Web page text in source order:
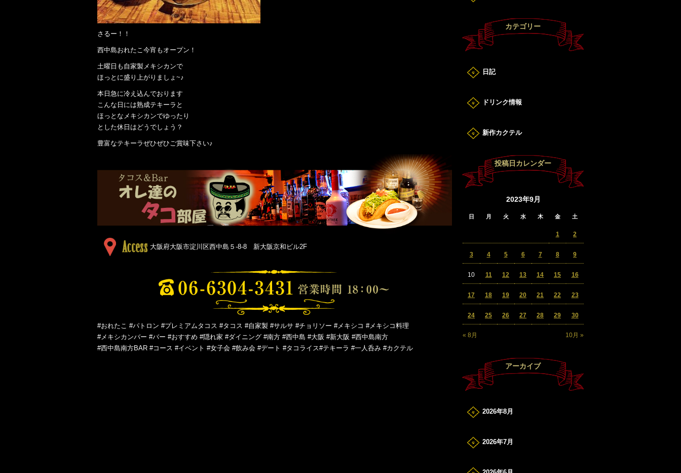
さるー！！
西中島おれたこ今宵もオープン！
土曜日も自家製メキシカンで
ほっとに盛り上がりましょ~♪
本日急に冷え込んでおります
こんな日には熟成テキーラと
ほっとなメキシカンでゆったり
とした休日はどうでしょう？
豊富なテキーラぜひぜひご賞味下さい♪
大阪府大阪市淀川区西中島５-8-8 新大阪京和ビル2F
#おれたこ #パトロン #プレミアムタコス #タコス #自家製 #サルサ #チョリソー #メキシコ #メキシコ料理
#メキシカンバー #バー #おすすめ #隠れ家 #ダイニング #南方 #西中島 #大阪 #新大阪 #西中島南方
#西中島南方BAR #コース #イベント #女子会 #飲み会 #デート #タコライス#テキーラ #一人呑み #カクテル
カテゴリー
日記
ドリンク情報
新作カクテル
投稿日カレンダー
2023年9月
日 月 火 水 木 金 土
« 8月 10月 »
1 2
3 4 5 6 7 8 9
10 11 12 13 14 15 16
17 18 19 20 21 22 23
24 25 26 27 28 29 30
アーカイブ
2026年8月
2026年7月